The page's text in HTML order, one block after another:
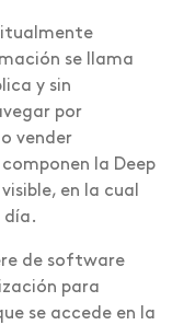
se llama
y sin
por
vender
la Deep
en la cual
día.
de software
para
se accede en la